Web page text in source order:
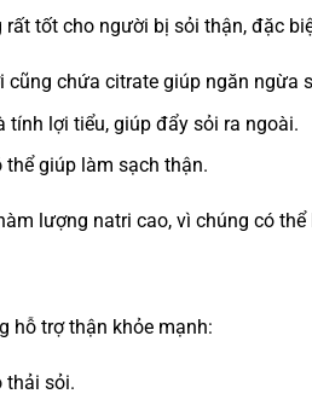
tốt cho người bị sỏi thận, đặc
chứa citrate giúp ngăn ngừa
lợi tiểu, giúp đẩy sỏi ra ngoài.
giúp làm sạch thận.
lượng natri cao, vì chúng có
hỗ trợ thận khỏe mạnh:
thải sỏi.